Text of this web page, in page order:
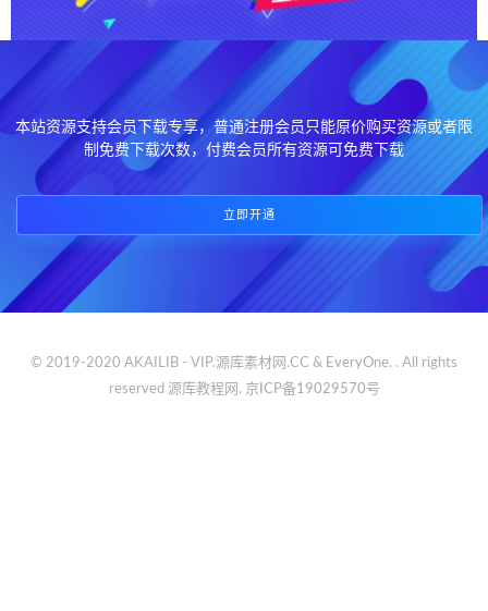
本站资源支持会员下载专享，普通注册会员只能原价购买资源或者限
制免费下载次数，付费会员所有资源可免费下载
立即开通
© 2019-2020 AKAILIB - VIP.源库素材网.CC & EveryOne. . All rights
reserved 源库教程网. 京ICP备19029570号